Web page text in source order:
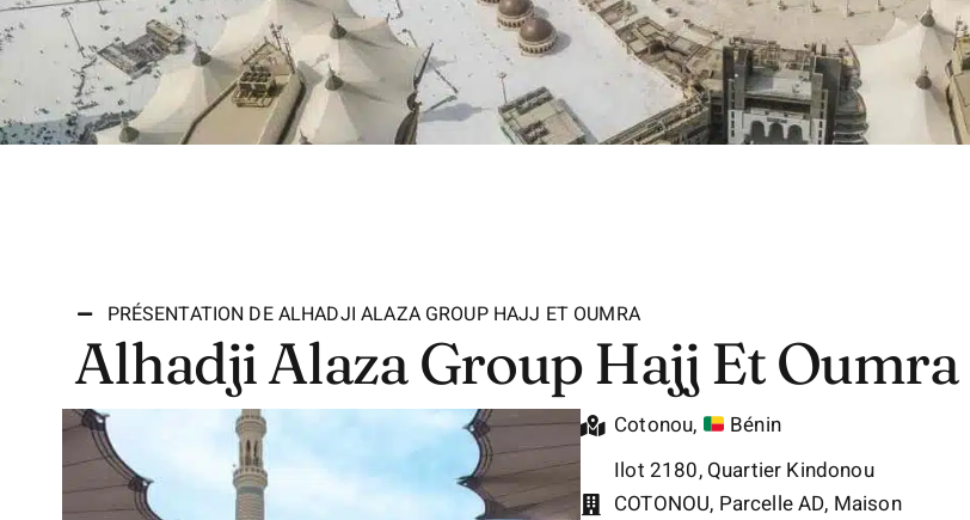
PRÉSENTATION DE ALHADJI ALAZA GROUP HAJJ ET OUMRA
Alhadji Alaza Group Hajj Et Oumra
Cotonou,
Bénin
Ilot 2180, Quartier Kindonou
COTONOU, Parcelle AD, Maison